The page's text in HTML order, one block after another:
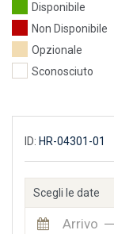
Disponibile
Non Disponibile
Opzionale
Sconosciuto
ID: HR-04301-01
Scegli le date
Arrivo